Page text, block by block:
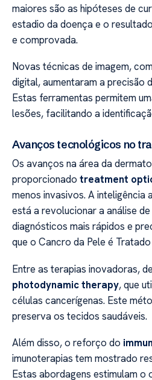
maiores são as hipóteses de
estadio da doença e o
e comprovada.
Novas técnicas de imagem,
digital, aumentaram a precisão
Estas ferramentas permitem
lesões, facilitando a
Avanços tecnológicos no
Os avanços na área da
proporcionado treatment
menos invasivos. A inteligência
está a revolucionar a análise
diagnósticos mais rápidos e
que o Cancro da Pele é
Entre as terapias inovadoras,
photodynamic therapy, que
células cancerígenas. Este
preserva os tecidos saudáveis.
Além disso, o reforço do
imunoterapias tem mostrado
Estas abordagens estimulam o